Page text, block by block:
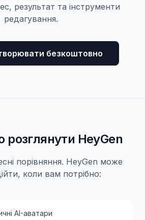
результат та інструменти
редагування.
безкоштовно
розглянути HeyGen
порівняння. HeyGen може
коли вам потрібно:
AI-аватари